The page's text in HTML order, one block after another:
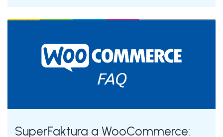
SuperFaktura a WooCommerce: